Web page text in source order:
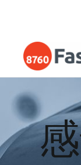
Fastems